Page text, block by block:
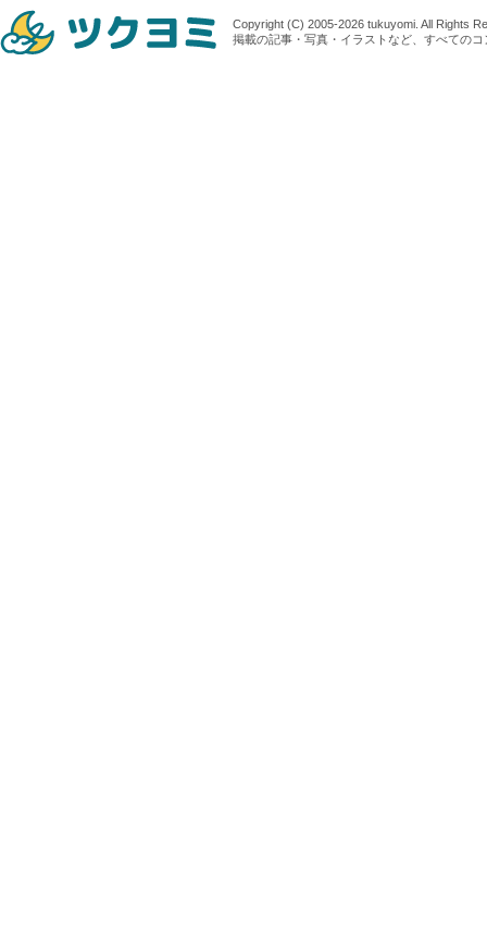
Copyright (C) 2005-2026 tukuyomi. All Rights
掲載の記事・写真・イラストなど、すべての